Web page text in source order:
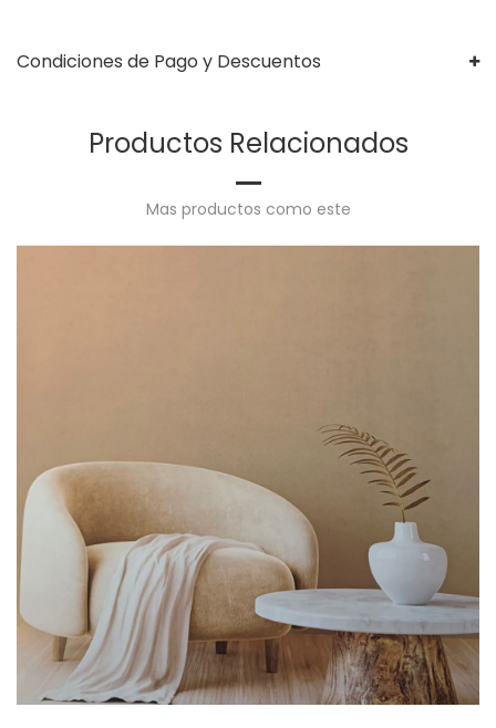
Condiciones de Pago y Descuentos
Productos Relacionados
Mas productos como este